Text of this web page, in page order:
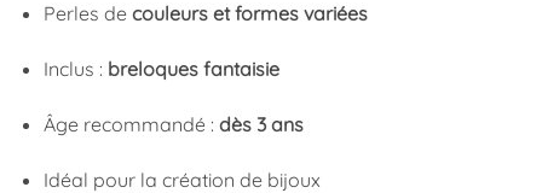
Perles de couleurs et formes variées
Inclus : breloques fantaisie
Âge recommandé : dès 3 ans
Idéal pour la création de bijoux